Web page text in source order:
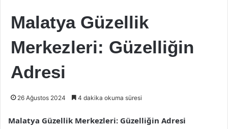
Malatya Güzellik
Merkezleri: Güzelliğin
Adresi
26 Ağustos 2024 4 dakika okuma süresi
Malatya Güzellik Merkezleri: Güzelliğin Adresi